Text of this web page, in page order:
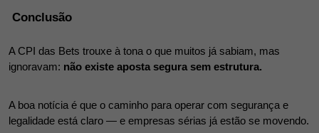
Conclusão
A CPI das Bets trouxe à tona o que muitos já sabiam, mas
ignoravam: não existe aposta segura sem estrutura.
A boa notícia é que o caminho para operar com segurança e
legalidade está claro — e empresas sérias já estão se movendo.